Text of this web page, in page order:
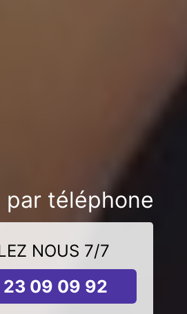
par téléphone
NOUS 7/7
09 09 92